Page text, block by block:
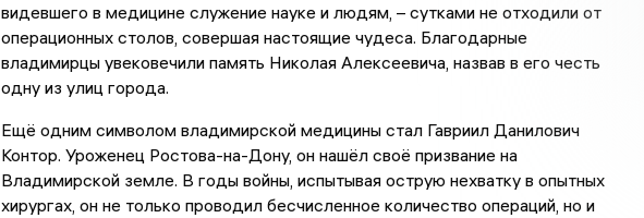
видевшего в медицине служение науке и людям, – сутками не отходили от
операционных столов, совершая настоящие чудеса. Благодарные
владимирцы увековечили память Николая Алексеевича, назвав в его честь
одну из улиц города.
Ещё одним символом владимирской медицины стал Гавриил Данилович
Контор. Уроженец Ростова-на-Дону, он нашёл своё призвание на
Владимирской земле. В годы войны, испытывая острую нехватку в опытных
хирургах, он не только проводил бесчисленное количество операций, но и